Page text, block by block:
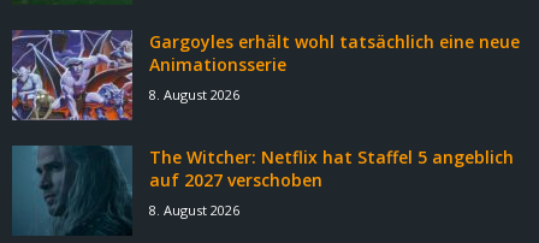
Gargoyles erhält wohl tatsächlich eine neue
Animationsserie
8. August 2026
The Witcher: Netflix hat Staffel 5 angeblich
auf 2027 verschoben
8. August 2026